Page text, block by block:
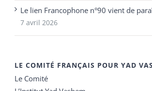
Le lien Francophone n°90 vient de
7 avril 2026
LE COMITÉ FRANÇAIS POUR YAD
Le Comité